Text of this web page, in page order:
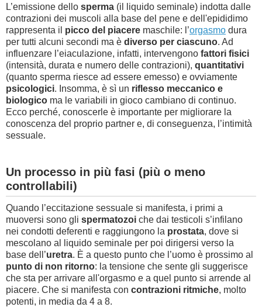
L’emissione dello sperma (il liquido seminale) indotta dalle
contrazioni dei muscoli alla base del pene e dell'epididimo
rappresenta il picco del piacere maschile: l’orgasmo dura
per tutti alcuni secondi ma è diverso per ciascuno. Ad
influenzare l’eiaculazione, infatti, intervengono fattori fisici
(intensità, durata e numero delle contrazioni), quantitativi
(quanto sperma riesce ad essere emesso) e ovviamente
psicologici. Insomma, è sì un riflesso meccanico e
biologico ma le variabili in gioco cambiano di continuo.
Ecco perché, conoscerle è importante per migliorare la
conoscenza del proprio partner e, di conseguenza, l’intimità
sessuale.
Un processo in più fasi (più o meno
controllabili)
Quando l’eccitazione sessuale si manifesta, i primi a
muoversi sono gli spermatozoi che dai testicoli s’infilano
nei condotti deferenti e raggiungono la prostata, dove si
mescolano al liquido seminale per poi dirigersi verso la
base dell’uretra. È a questo punto che l’uomo è prossimo al
punto di non ritorno: la tensione che sente gli suggerisce
che sta per arrivare all'orgasmo e a quel punto si arrende al
piacere. Che si manifesta con contrazioni ritmiche, molto
potenti, in media da 4 a 8.